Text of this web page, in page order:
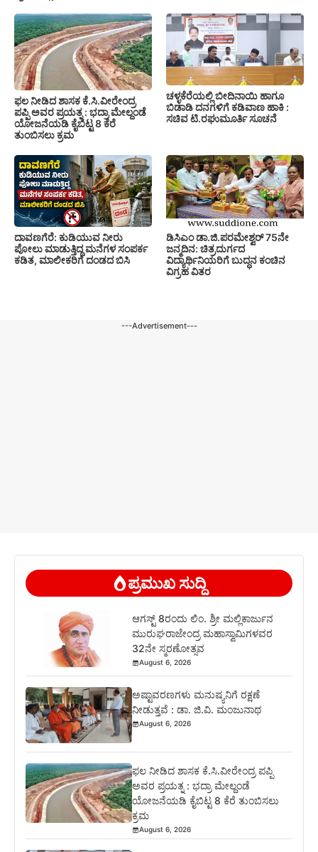
ಫಲ ನೀಡಿದ ಶಾಸಕ ಕೆ.ಸಿ.ವೀರೇಂದ್ರ
ಪಪ್ಪಿ ಅವರ ಪ್ರಯತ್ನ : ಭದ್ರಾ ಮೇಲ್ದಂಡೆ
ಯೋಜನೆಯಡಿ ಕೈಬಿಟ್ಟ 8 ಕೆರೆ
ತುಂಬಿಸಲು ಕ್ರಮ
ಚಳ್ಳಕೆರೆಯಲ್ಲಿ ಬೀದಿನಾಯಿ ಹಾಗೂ
ಬಿಡಾಡಿ ದನಗಳಿಗೆ ಕಡಿವಾಣ ಹಾಕಿ :
ಸಚಿವ ಟಿ.ರಘುಮೂರ್ತಿ ಸೂಚನೆ
ದಾವಣಗೆರೆ: ಕುಡಿಯುವ ನೀರು
ಪೋಲು ಮಾಡುತ್ತಿದ್ದ ಮನೆಗಳ ಸಂಪರ್ಕ
ಕಡಿತ, ಮಾಲೀಕರಿಗೆ ದಂಡದ ಬಿಸಿ
ಡಿಸಿಎಂ ಡಾ.ಜಿ.ಪರಮೇಶ್ವರ್ 75ನೇ
ಜನ್ಮದಿನ: ಚಿತ್ರದುರ್ಗದ
ವಿದ್ಯಾರ್ಥಿನಿಯರಿಗೆ ಬುದ್ಧನ ಕಂಚಿನ
ವಿಗ್ರಹ ವಿತರ
---Advertisement---
ಪ್ರಮುಖ ಸುದ್ದಿ
ಆಗಸ್ಟ್ 8ರಂದು ಲಿಂ. ಶ್ರೀ ಮಲ್ಲಿಕಾರ್ಜುನ
ಮುರುಘರಾಜೇಂದ್ರ ಮಹಾಸ್ವಾಮಿಗಳವರ
32ನೇ ಸ್ಮರಣೋತ್ಸವ
August 6, 2026
ಅಷ್ಟಾವರಣಗಳು ಮನುಷ್ಯನಿಗೆ ರಕ್ಷಣೆ
ನೀಡುತ್ತವೆ : ಡಾ. ಜಿ.ವಿ. ಮಂಜುನಾಥ
August 6, 2026
ಫಲ ನೀಡಿದ ಶಾಸಕ ಕೆ.ಸಿ.ವೀರೇಂದ್ರ ಪಪ್ಪಿ
ಅವರ ಪ್ರಯತ್ನ : ಭದ್ರಾ ಮೇಲ್ದಂಡೆ
ಯೋಜನೆಯಡಿ ಕೈಬಿಟ್ಟ 8 ಕೆರೆ ತುಂಬಿಸಲು
ಕ್ರಮ
August 6, 2026